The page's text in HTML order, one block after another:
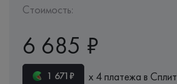
Стоимость:
6 685 ₽
1 671₽ х 4 платежа в Сплит